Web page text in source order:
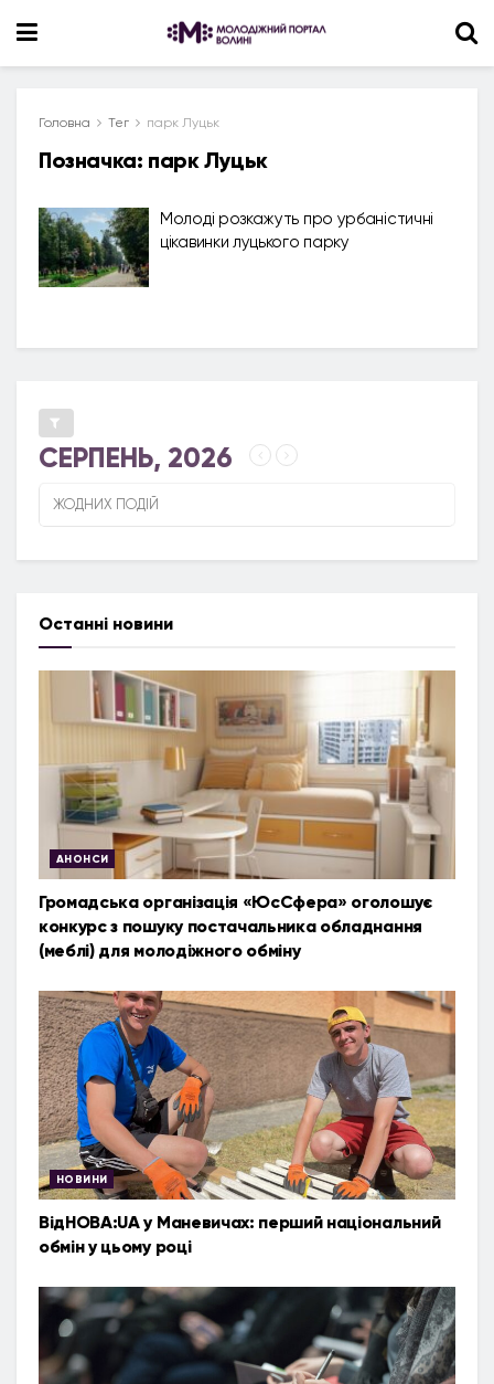
Головна Тег парк Луцьк
Позначка: парк Луцьк
Молоді розкажуть про урбаністичні
цікавинки луцького парку
СЕРПЕНЬ, 2026
ЖОДНИХ ПОДІЙ
Останні новини
АНОНСИ
Громадська організація «ЮсСфера» оголошує
конкурс з пошуку постачальника обладнання
(меблі) для молодіжного обміну
НОВИНИ
ВідНОВА:UA у Маневичах: перший національний
обмін у цьому році